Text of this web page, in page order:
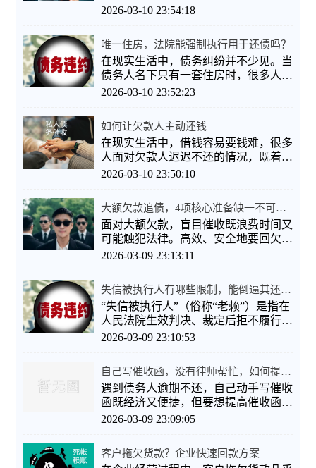
是因为不还钱，而是借条写得不规范
2026-03-10 23:54:18
唯一住房，法院能强制执行用于还债吗？
在现实生活中，债务纠纷并不少见。当
债务人名下只有一套住房时，很多人都
会产生疑问：**唯一住房，法院到
2026-03-10 23:52:23
如何让欠款人主动还钱
在现实生活中，借钱容易要钱难，很多
人面对欠款人迟迟不还的情况，既着急
又无奈。其实，让欠款人主动还钱，
2026-03-10 23:50:10
大额欠款追债，4项核心准备缺一不可，具体是哪
面对大额欠款，盲目催收既浪费时间又
可能触犯法律。高效、安全地要回欠
款，关键在于四项核心准备，缺一不可
2026-03-09 23:13:11
失信被执行人有哪些限制，能倒逼其还款吗？
“失信被执行人”（俗称“老赖”）是指在
人民法院生效判决、裁定后拒不履行义
务，且符合公布条件的被执行人
2026-03-09 23:10:53
自己写催收函，没有律师帮忙，如何提高其震慑力
遇到债务人逾期不还，自己动手写催收
函既经济又便捷，但要想提高催收函的
震慑力，关键在于严谨、合法与证据
2026-03-09 23:09:05
客户拖欠货款？企业快速回款方案